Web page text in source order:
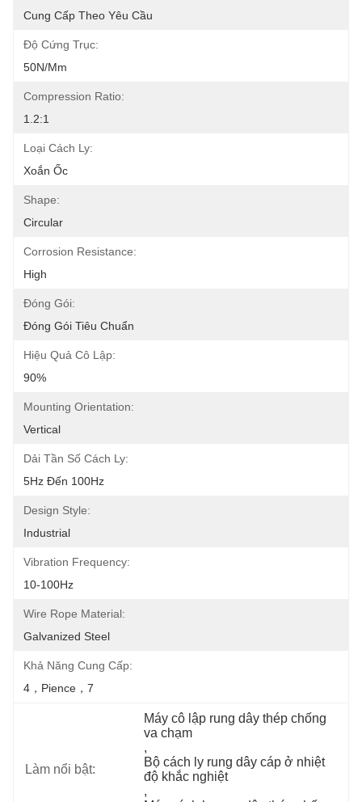
Cung Cấp Theo Yêu Cầu
Độ Cứng Trục:
50N/mm
Compression Ratio:
1.2:1
Loại Cách Ly:
Xoắn Ốc
Shape:
Circular
Corrosion Resistance:
High
Đóng Gói:
Đóng Gói Tiêu Chuẩn
Hiệu Quả Cô Lập:
90%
Mounting Orientation:
Vertical
Dải Tần Số Cách Ly:
5Hz Đến 100Hz
Design Style:
Industrial
Vibration Frequency:
10-100Hz
Wire Rope Material:
Galvanized Steel
Khả Năng Cung Cấp:
4，pience，7
Làm nổi bật:
Máy cô lập rung dây thép chống
va chạm
,
Bộ cách ly rung dây cáp ở nhiệt
độ khắc nghiệt
,